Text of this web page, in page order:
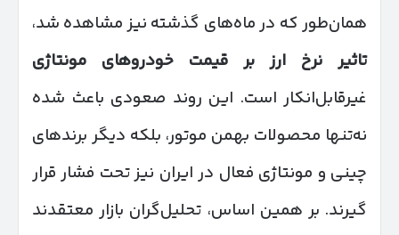
همان‌طور که در ماه‌های گذشته نیز مشاهده شد،
تاثیر نرخ ارز بر قیمت خودروهای مونتاژی
غیرقابل‌انکار است. این روند صعودی باعث شده
نه‌تنها محصولات بهمن موتور، بلکه دیگر برندهای
چینی و مونتاژی فعال در ایران نیز تحت فشار قرار
گیرند. بر همین اساس، تحلیل‌گران بازار معتقدند